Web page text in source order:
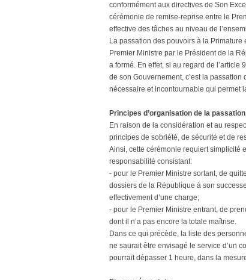
conformément aux directives de Son
cérémonie de remise-reprise entre le
effective des tâches au niveau de
La passation des pouvoirs à la
Premier Ministre par le Président de la
a formé. En effet, si au regard de l’article
de son Gouvernement, c’est la
nécessaire et incontournable qui permet
Principes d’organisation de la
En raison de la considération et au
principes de sobriété, de sécurité et de
Ainsi, cette cérémonie requiert simplicité
responsabilité consistant:
- pour le Premier Ministre sortant, de
dossiers de la République à son
effectivement d’une charge;
- pour le Premier Ministre entrant, de
dont il n’a pas encore la totale maîtrise.
Dans ce qui précède, la liste des
ne saurait être envisagé le service d’un
pourrait dépasser 1 heure, dans la